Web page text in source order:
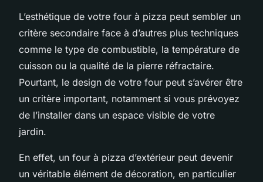
L’esthétique de votre four à pizza peut sembler un
critère secondaire face à d’autres plus techniques
comme le type de combustible, la température de
cuisson ou la qualité de la pierre réfractaire.
Pourtant, le design de votre four peut s’avérer être
un critère important, notamment si vous prévoyez
de l’installer dans un espace visible de votre
jardin.
En effet, un four à pizza d’extérieur peut devenir
un véritable élément de décoration, en particulier